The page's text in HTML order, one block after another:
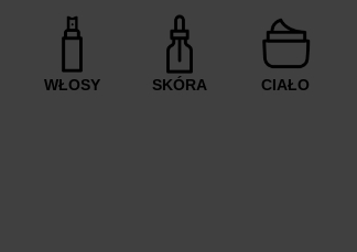
WŁOSY SKÓRA CIAŁO